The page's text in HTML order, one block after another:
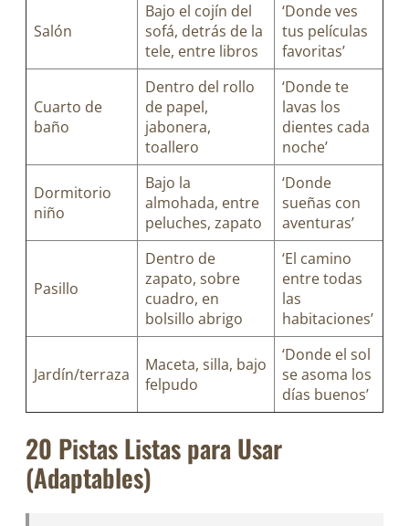
Salón
Bajo el cojín del
sofá, detrás de la
tele, entre libros
‘Donde ves
tus películas
favoritas’
Cuarto de
baño
Dentro del rollo
de papel,
jabonera,
toallero
‘Donde te
lavas los
dientes cada
noche’
Dormitorio
niño
Bajo la
almohada, entre
peluches, zapato
‘Donde
sueñas con
aventuras’
Pasillo
Dentro de
zapato, sobre
cuadro, en
bolsillo abrigo
‘El camino
entre todas
las
habitaciones’
Jardín/terraza
Maceta, silla, bajo
felpudo
‘Donde el sol
se asoma los
días buenos’
20 Pistas Listas para Usar
(Adaptables)